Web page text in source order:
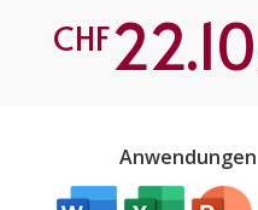
CHF22.10
Anwendungen